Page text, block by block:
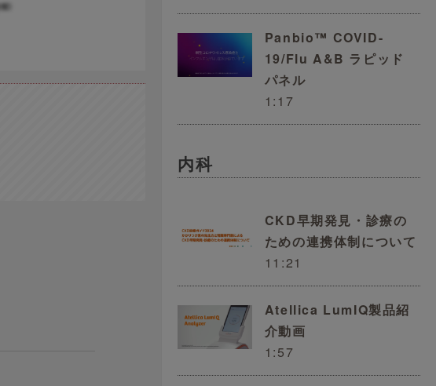
Panbio™ COVID-
19/Flu A&B ラピッド
パネル
1:17
内科
CKD早期発見・診療の
ための連携体制について
11:21
Atellica LumIQ製品紹
介動画
1:57